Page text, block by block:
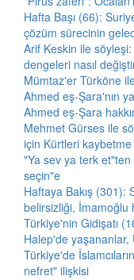
Hafta Başı (66):
çözüm sürecinin
Arif Keskin ile
dengeleri nasıl
Mümtaz'er Türköne
Ahmed eş-Şara'nın
Ahmed eş-Şara
Mehmet Gürses ile
için Kürtleri
"Ya sev ya terk et"ten
seçin"e
Haftaya Bakış (301):
belirsizliği, İmamoğlu
Türkiye'nin Gidişatı
Halep'de
Türkiye'de
nefret" ilişkisi